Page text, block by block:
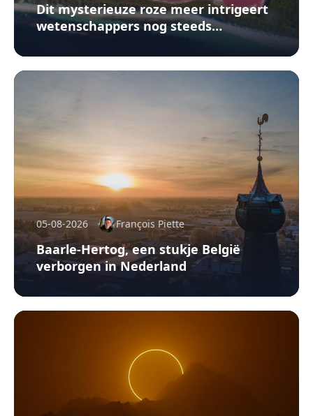
Dit mysterieuze roze meer intrigeert
wetenschappers nog steeds…
05-08-2026 François Piette
Baarle-Hertog, een stukje België
verborgen in Nederland